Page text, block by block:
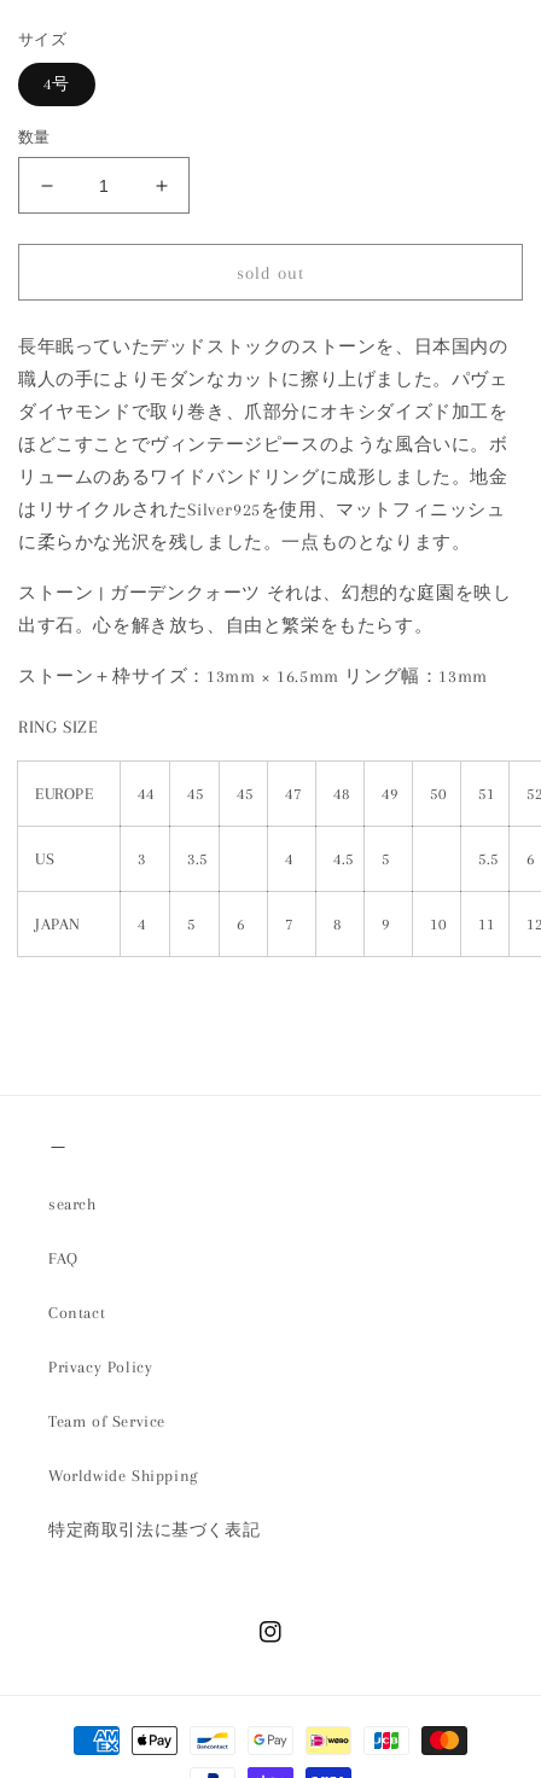
く
価
格
サイズ
4号
数量
Garden
Quartz
One
a
Kind
Minya
Pinky
Ring
の
数
量
減
ら
977
Garden
Quartz
One
a
Kind
Minya
Pinky
Ring
の
数
量
増
や
sold out
長年眠っていたデッドストックのストーンを、日本国内の
職人の手によりモダンなカットに擦り上げました。パヴェ
ダイヤモンドで取り巻き、爪部分にオキシダイズド加工を
ほどこすことでヴィンテージピースのような風合いに。ボ
リュームのあるワイドバンドリングに成形しました。地金
はリサイクルされたSilver925を使用、マットフィニッシュ
に柔らかな光沢を残しました。一点ものとなります。
ストーン | ガーデンクォーツ それは、幻想的な庭園を映し
出す石。心を解き放ち、自由と繁栄をもたらす。
ストーン＋枠サイズ：13mm × 16.5mm リング幅：13mm
RING SIZE
EUROPE 44 45 45 47 48 49 50 51
US 3 3.5 4 4.5 5 5.5 6
JAPAN 4 5 6 7 8 9 10 11
＿
search
FAQ
Contact
Privacy Policy
Team of Service
Worldwide Shipping
特定商取引法に基づく表記
Instagram